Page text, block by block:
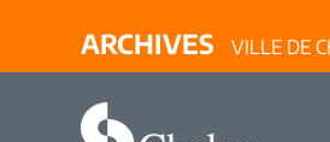
ARCHIVES VILLE DE